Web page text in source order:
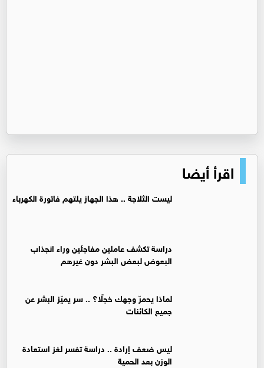
اقرأ أيضا
ليست الثلاجة .. هذا الجهاز يلتهم فاتورة الكهرباء
دراسة تكشف عاملين مفاجئين وراء انجذاب
البعوض لبعض البشر دون غيرهم
لماذا يحمرّ وجهك خجلًا؟ .. سر يميّز البشر عن
جميع الكائنات
ليس ضعف إرادة .. دراسة تفسر لغز استعادة
الوزن بعد الحمية